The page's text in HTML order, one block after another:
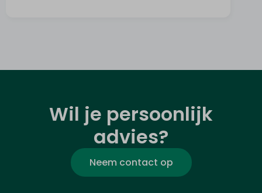
Wil je persoonlijk
advies?
Neem contact op